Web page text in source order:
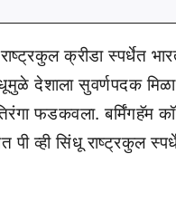
क्रीडा स्पर्धेत
देशाला सुवर्णपदक
फडकवला. बर्मिंगहॅम
पी व्ही सिंधू राष्ट्रकुल